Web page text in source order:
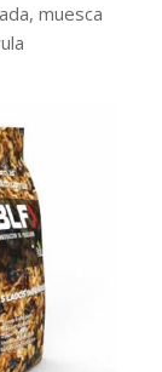
muesca